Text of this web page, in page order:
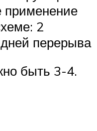
применение
2
перерыва
быть 3-4.